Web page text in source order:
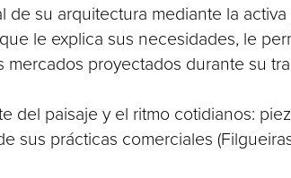
su arquitectura mediante la
le explica sus necesidades, le
proyectados durante su
del paisaje y el ritmo cotidianos:
sus prácticas comerciales